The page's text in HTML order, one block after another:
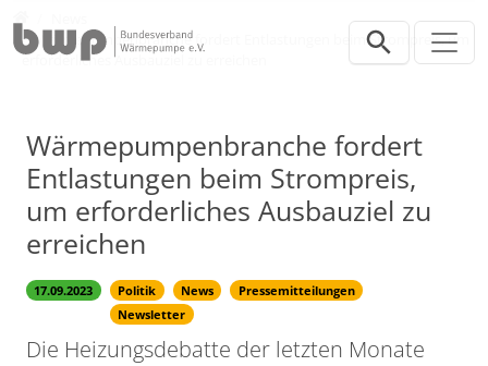
Wärmepumpenbranche fordert Entlastungen beim Strompreis, um
erforderliches Ausbauziel zu erreichen
Wärmepumpenbranche fordert
Entlastungen beim Strompreis,
um erforderliches Ausbauziel zu
erreichen
17.09.2023 Politik News
Pressemitteilungen
Newsletter
Die Heizungsdebatte der letzten Monate